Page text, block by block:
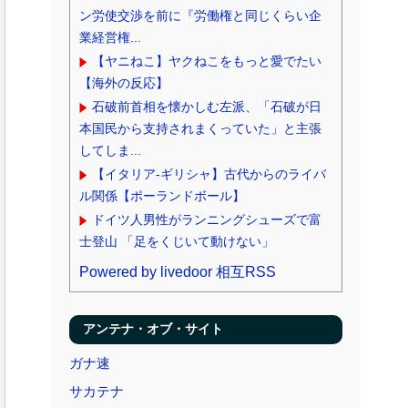
ン労使交渉を前に『労働権と同じくらい企
業経営権...
【ヤニねこ】ヤクねこをもっと愛でたい
【海外の反応】
石破前首相を懐かしむ左派、「石破が日
本国民から支持されまくっていた」と主張
してしま...
【イタリア-ギリシャ】古代からのライバ
ル関係【ポーランドボール】
ドイツ人男性がランニングシューズで富
士登山 「足をくじいて動けない」
Powered by livedoor 相互RSS
アンテナ・オブ・サイト
ガナ速
サカテナ